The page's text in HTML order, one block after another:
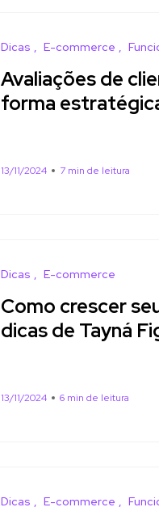
Dicas E-commerce
Avaliações de
forma
13/11/2024 7 min de leitura
Dicas E-commerce
Como crescer
dicas de Tayná
13/11/2024 6 min de leitura
Dicas E-commerce